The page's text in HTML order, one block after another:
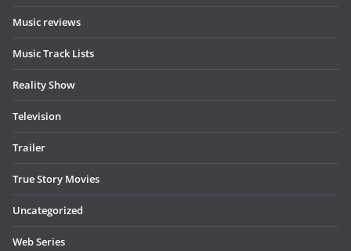
Music reviews
Music Track Lists
Reality Show
Television
Trailer
True Story Movies
Uncategorized
Web Series